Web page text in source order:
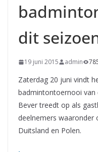
dit
19 juni 2015 admin
Zaterdag 20 juni vindt
badmintontoernooi van
Bever treedt op als
deelnemers waaronder
Duitsland en Polen.